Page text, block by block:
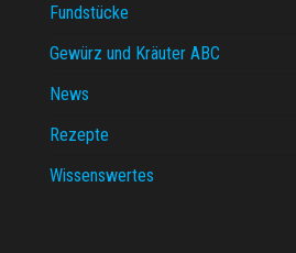
Fundstücke
Gewürz und Kräuter ABC
News
Rezepte
Wissenswertes